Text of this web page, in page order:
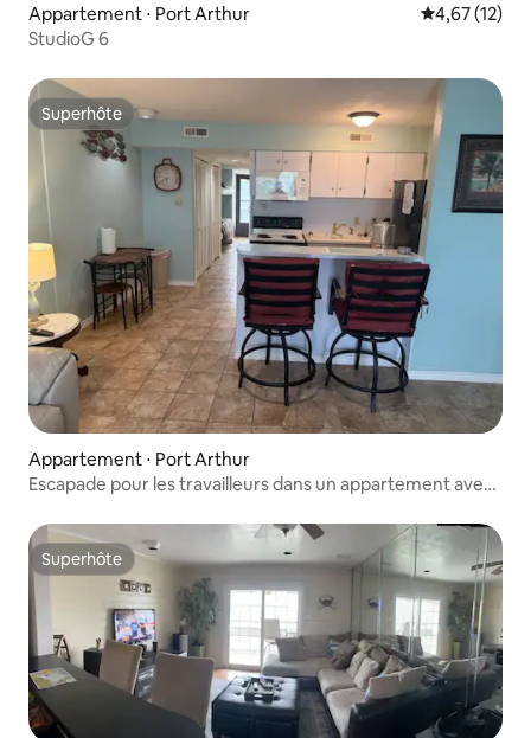
Appartement ⋅ Port Arthur Évaluation
4,67 (12)
StudioG 6
Superhôte
Superhôte
Appartement ⋅ Port Arthur
Escapade pour les travailleurs dans un appartement avec
Superhôte
Superhôte